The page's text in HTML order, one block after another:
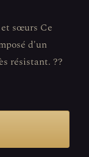
sœurs Ce
d'un
résistant. ??